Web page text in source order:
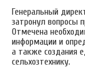
Генеральный
затронул вопросы
Отмечена
информации и
а также создания
сельхозтехнику.